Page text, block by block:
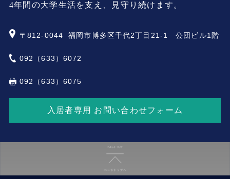
4年間の大学生活を支え、見守り続けます。
〒812-0044 福岡市博多区千代2丁目21-1 公団ビル1階
092（633）6072
092（633）6075
入居者専用 お問い合わせフォーム